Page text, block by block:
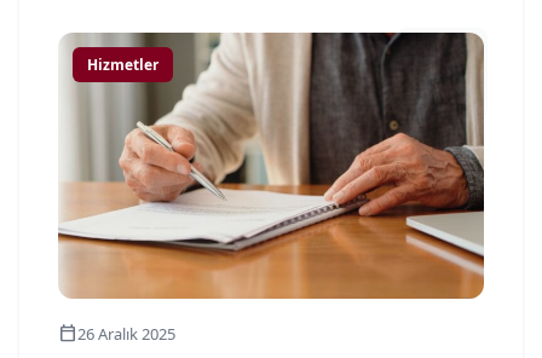
article
Hizmetler
calendar_today26 Aralık 2025